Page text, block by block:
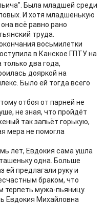
Была младшей среди
И хотя младшенькую
всё равно рано
труда.
восьмилетки
в Канское ГПТУ на
два года,
дояркой на
Было ей тогда всего
отбоя от парней не
не зная, что пройдёт
так запьёт горькую,
мера не помогла
лет, Евдокия сама ушла
одна. Больше
ей предлагали руку и
браком, что
терпеть мужа-пьяницу.
Евдокия Михайловна